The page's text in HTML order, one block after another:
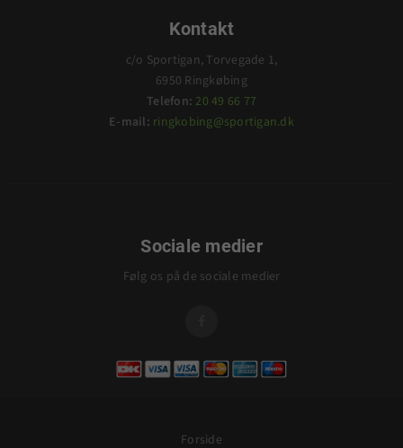
Kontakt
c/o Sportigan, Torvegade 1,
6950 Ringkøbing
Telefon: 20 49 66 77
E-mail: ringkobing@sportigan.dk
Sociale medier
Følg os på de sociale medier
Forside